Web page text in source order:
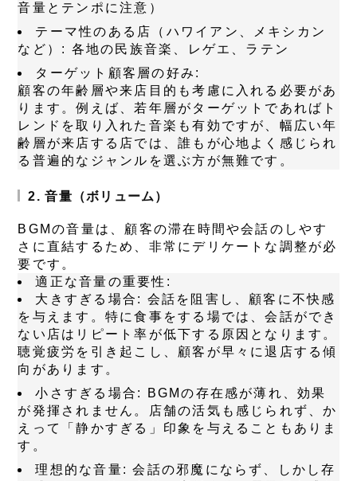
音量とテンポに注意）
テーマ性のある店（ハワイアン、メキシカン
など）: 各地の民族音楽、レゲエ、ラテン
ターゲット顧客層の好み:
顧客の年齢層や来店目的も考慮に入れる必要があ
ります。例えば、若年層がターゲットであればト
レンドを取り入れた音楽も有効ですが、幅広い年
齢層が来店する店では、誰もが心地よく感じられ
る普遍的なジャンルを選ぶ方が無難です。
2. 音量（ボリューム）
BGMの音量は、顧客の滞在時間や会話のしやす
さに直結するため、非常にデリケートな調整が必
要です。
適正な音量の重要性:
大きすぎる場合: 会話を阻害し、顧客に不快感
を与えます。特に食事をする場では、会話ができ
ない店はリピート率が低下する原因となります。
聴覚疲労を引き起こし、顧客が早々に退店する傾
向があります。
小さすぎる場合:
BGMの存在感が薄れ、効果
が発揮されません。店舗の活気も感じられず、か
えって「静かすぎる」印象を与えることもありま
す。
理想的な音量: 会話の邪魔にならず、しかし存